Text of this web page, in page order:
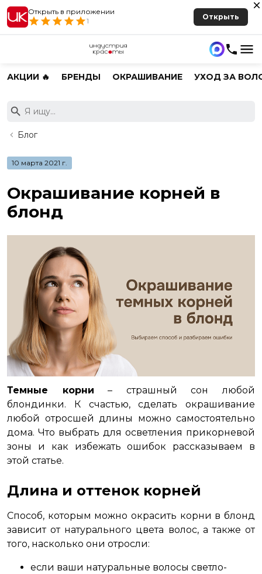
Открыть в приложении
1
Открыть
АКЦИИ 🔥 БРЕНДЫ ОКРАШИВАНИЕ УХОД ЗА
Блог
10 марта 2021 г.
Окрашивание корней в
блонд
Темные корни – страшный сон любой
блондинки. К счастью, сделать окрашивание
любой отросшей длины можно самостоятельно
дома. Что выбрать для осветления прикорневой
зоны и как избежать ошибок рассказываем в
этой статье.
Длина и оттенок корней
Способ, которым можно окрасить корни в блонд
зависит от натурального цвета волос, а также от
того, насколько они отросли:
если ваши натуральные волосы светло-